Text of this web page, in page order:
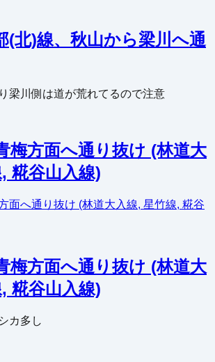
(北)線、秋山から梁川へ通
梁川側は道が荒れてるので注意
梅方面へ通り抜け (林道大
糀谷山入線)
梅方面へ通り抜け (林道大
糀谷山入線)
カ多し